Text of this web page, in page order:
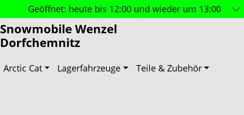
Geöffnet: heute bis 12:00 und wieder um 13:00
Snowmobile Wenzel
Dorfchemnitz
Arctic Cat Lagerfahrzeuge Teile & Zubehör